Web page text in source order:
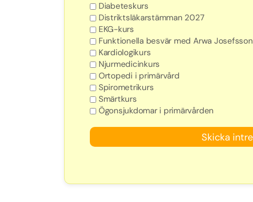
Diabeteskurs
Distriktsläkarstämman 2027
EKG-kurs
Funktionella besvär med Arwa Josefsson
Kardiologikurs
Njurmedicinkurs
Ortopedi i primärvård
Spirometrikurs
Smärtkurs
Ögonsjukdomar i primärvården